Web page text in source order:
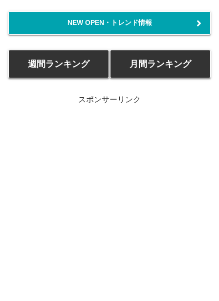
NEW OPEN・トレンド情報
週間ランキング 月間ランキング
スポンサーリンク